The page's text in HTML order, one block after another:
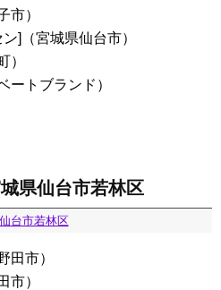
市）
]（宮城県仙台市）
）
ートブランド）
県仙台市若林区
台市若林区
田市）
市）